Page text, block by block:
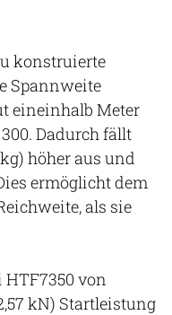
konstruierte
Spannweite
eineinhalb Meter
Dadurch fällt
höher aus und
ermöglicht dem
als sie
von
kN) Startleistung